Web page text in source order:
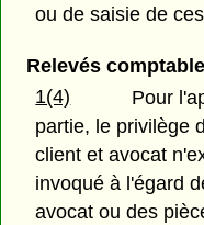
ou de saisie de
Relevés
1(4)
Pour
partie, le privilège
client et avocat
invoqué à l'égard
avocat ou des